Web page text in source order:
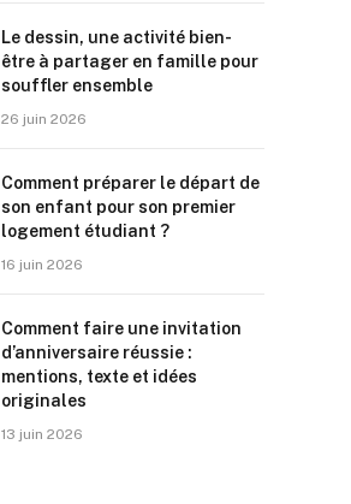
Le dessin, une activité bien-
être à partager en famille pour
souffler ensemble
26 juin 2026
Comment préparer le départ de
son enfant pour son premier
logement étudiant ?
16 juin 2026
Comment faire une invitation
d’anniversaire réussie :
mentions, texte et idées
originales
13 juin 2026